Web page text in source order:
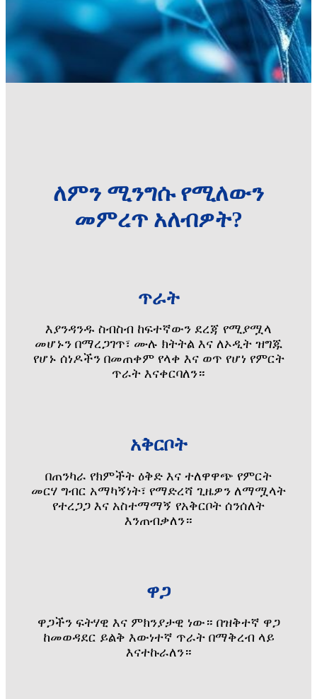
ለምን ሚንግሱ የሚለውን
መምረጥ አለብዎት?
ጥራት
እያንዳንዱ ስብስብ ከፍተኛውን ደረጃ የሚያሟላ
መሆኑን በማረጋገጥ፣ ሙሉ ክትትል እና ለኦዲት ዝግጁ
የሆኑ ሰነዶችን በመጠቀም የላቀ እና ወጥ የሆነ የምርት
ጥራት እናቀርባለን።
አቅርቦት
በጠንካራ የክምችት ዕቅድ እና ተለዋዋጭ የምርት
መርሃ ግብር አማካኝነት፣ የማድረሻ ጊዜዎን ለማሟላት
የተረጋጋ እና አስተማማኝ የአቅርቦት ሰንሰለት
እንጠብቃለን።
ዋጋ
ዋጋችን ፍትሃዊ እና ምክንያታዊ ነው። በዝቅተኛ ዋጋ
ከመወዳደር ይልቅ እውነተኛ ጥራት በማቅረብ ላይ
እናተኩራለን።